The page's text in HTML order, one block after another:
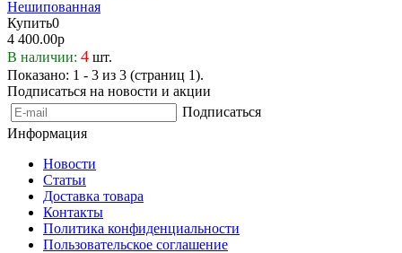
Купить0
4 400.00р
В наличии: 4 шт.
Показано: 1 - 3 из 3 (страниц 1).
Подписаться на новости и акции
Подписаться
Информация
Новости
Статьи
Доставка товара
Контакты
Политика конфиденциальности
Пользовательское соглашение